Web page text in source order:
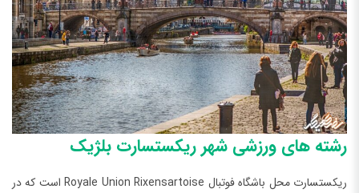
رشته‌ های ورزشی شهر ریکستسارت بلژیک
ریکستسارت محل باشگاه فوتبال Royale Union Rixensartoise است که در